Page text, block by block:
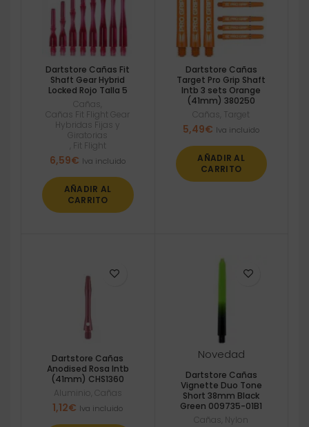
Dartstore Cañas Fit
Shaft Gear Hybrid
Locked Rojo Talla 5
Cañas
Cañas Fit Flight Gear
Hybridas Fijas y
Giratorias
Fit Flight
6,59€ Iva incluido
AÑADIR AL
CARRITO
Dartstore Cañas
Target Pro Grip Shaft
Intb 3 sets Orange
(41mm) 380250
Cañas Target
5,49€ Iva incluido
AÑADIR AL
CARRITO
Dartstore Cañas
Anodised Rosa Intb
(41mm) CHS1360
Aluminio Cañas
1,12€ Iva incluido
Novedad
Dartstore Cañas
Vignette Duo Tone
Short 38mm Black
Green 009735-01B1
Cañas Nylon